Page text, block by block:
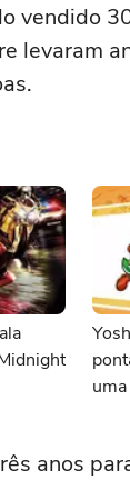
vendido
levaram
anos